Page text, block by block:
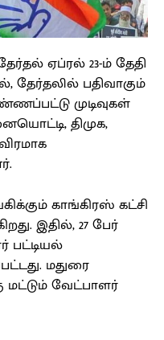
ஏப்ரல் 23-ம் தேதி
தேர்தலில் பதிவாகும்
முடிவுகள்
திமுக,
காங்கிரஸ் கட்சி
இதில், 27 பேர்
பட்டியல்
மதுரை
மட்டும் வேட்பாளர்